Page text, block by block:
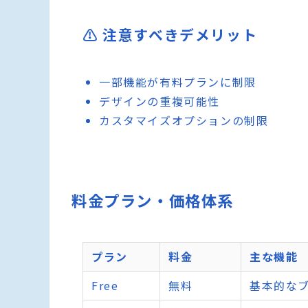
⚠️ 注意すべきデメリット
一部機能が有料プランに制限
デザインの重複可能性
カスタマイズオプションの制限
料金プラン・価格体系
プラン 料金
主な機能
Free
無料
基本的な